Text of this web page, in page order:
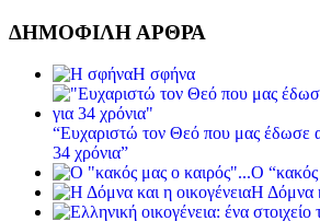
ΔΗΜΟΦΙΛΗ ΑΡΘΡΑ
Η σφήνα
“Ευχαριστώ τον Θεό που μας έδωσε
34 χρόνια”
Ο
Η Δόμνα